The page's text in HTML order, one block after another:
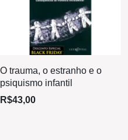
O trauma, o estranho e o
psiquismo infantil
R$43,00